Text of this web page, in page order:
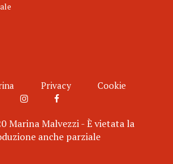
Privacy Cookie
Marina Malvezzi - È vietata la
anche parziale